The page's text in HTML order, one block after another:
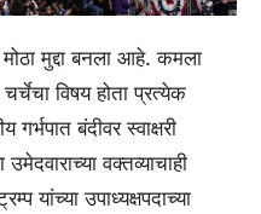
मुद्दा बनला आहे. कमला
चर्चेचा विषय होता प्रत्येक
गर्भपात बंदीवर स्वाक्षरी
वक्तव्याचाही
यांच्या उपाध्यक्षपदाच्या